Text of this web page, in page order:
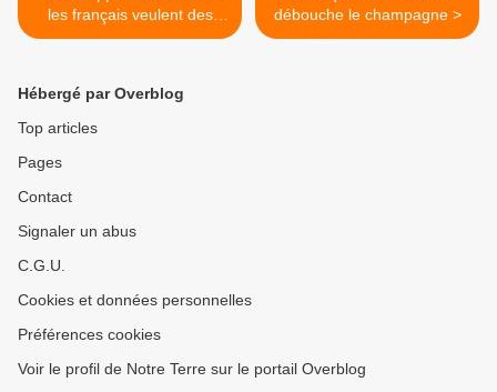
les français veulent des
maires qui s'engagent plus
débouche le champagne >
Hébergé par Overblog
Top articles
Pages
Contact
Signaler un abus
C.G.U.
Cookies et données personnelles
Préférences cookies
Voir le profil de Notre Terre sur le portail Overblog